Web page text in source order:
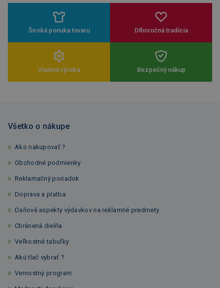
Široká ponuka tovaru Dlhoročná tradícia
Vlastná výroba Bezpečný nákup
Všetko o nákupe
Ako nakupovať ?
Obchodné podmienky
Reklamačný poriadok
Doprava a platba
Daňové aspekty výdavkov na reklamné predmety
Chránená dielňa
Veľkostné tabuľky
Akú tlač vybrať ?
Vernostný program